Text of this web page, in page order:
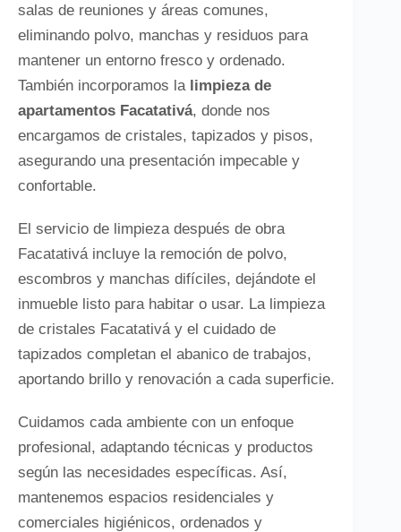
salas de reuniones y áreas comunes,
eliminando polvo, manchas y residuos para
mantener un entorno fresco y ordenado.
También incorporamos la limpieza de
apartamentos Facatativá, donde nos
encargamos de cristales, tapizados y pisos,
asegurando una presentación impecable y
confortable.
El servicio de limpieza después de obra
Facatativá incluye la remoción de polvo,
escombros y manchas difíciles, dejándote el
inmueble listo para habitar o usar. La limpieza
de cristales Facatativá y el cuidado de
tapizados completan el abanico de trabajos,
aportando brillo y renovación a cada superficie.
Cuidamos cada ambiente con un enfoque
profesional, adaptando técnicas y productos
según las necesidades específicas. Así,
mantenemos espacios residenciales y
comerciales higiénicos, ordenados y